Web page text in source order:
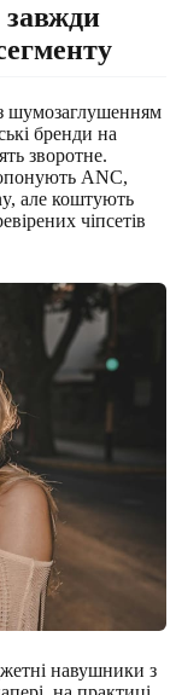
шумозаглушенням
бренди на
зворотне.
ANC,
але коштують
чіпсетів
навушники з